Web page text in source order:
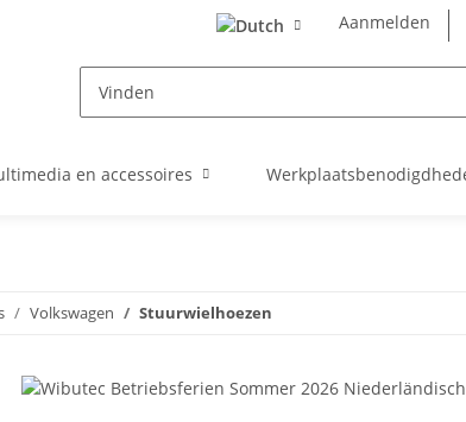
Aanmelden
en accessoires
Volkswagen Stuurwielhoezen